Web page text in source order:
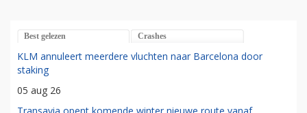
Best gelezen Crashes
KLM annuleert meerdere vluchten naar Barcelona door
staking
05 aug 26